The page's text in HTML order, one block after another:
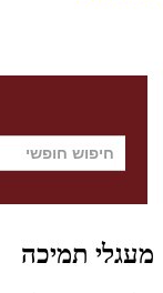
מעגלי תמיכה